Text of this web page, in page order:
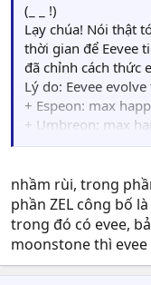
(_ _ !)
Lạy chúa! Nói thật
thời gian để Eevee
đã chỉnh cách thức
Lý do: Eevee evolve
+ Espeon: max
+ Umbreon: max
Nên không có
nhầm rùi, trong
phần ZEL công bố
trong đó có evee,
moonstone thì